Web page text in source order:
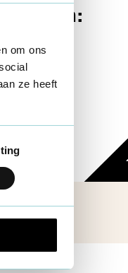
om ons
ze heeft